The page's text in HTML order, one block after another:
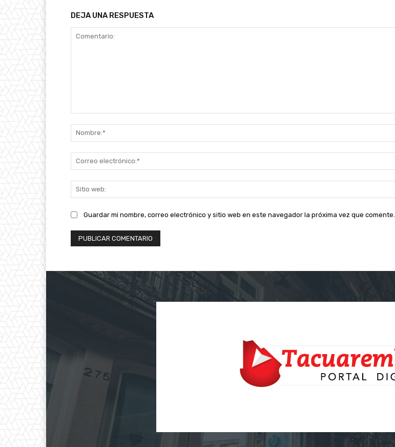
DEJA UNA RESPUESTA
Guardar mi nombre, correo electrónico y sitio web en este navegador la próxima vez que comente.